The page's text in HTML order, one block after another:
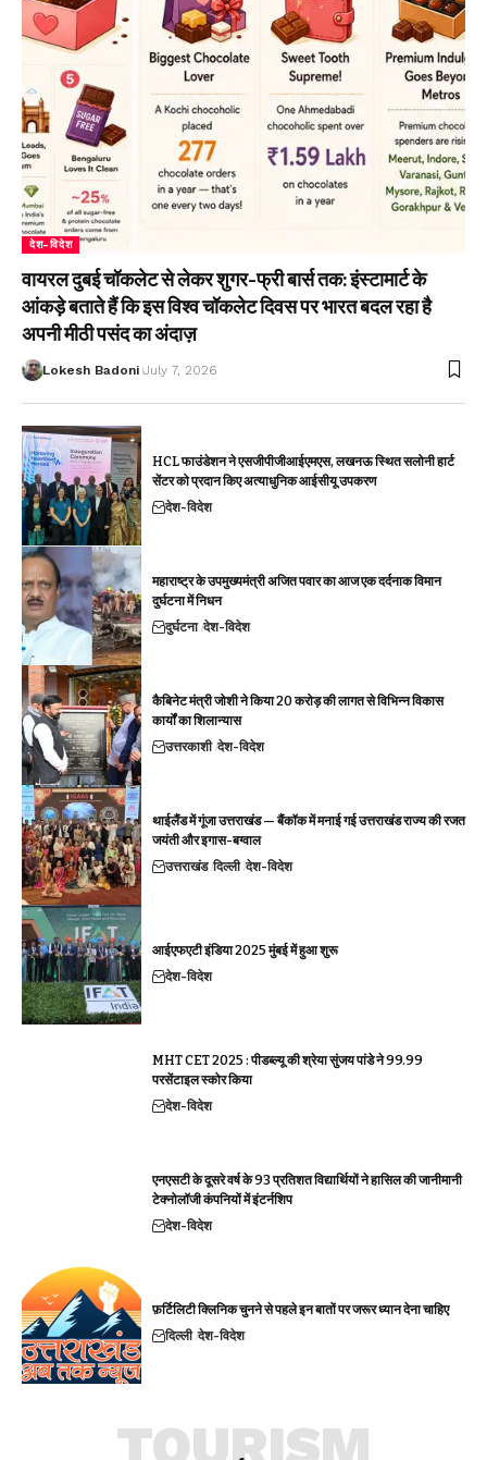
देश-विदेश
वायरल दुबई चॉकलेट से लेकर शुगर-फ्री बार्स तक: इंस्टामार्ट के
आंकड़े बताते हैं कि इस विश्व चॉकलेट दिवस पर भारत बदल रहा है
अपनी मीठी पसंद का अंदाज़
Lokesh Badoni July 7, 2026
HCL फाउंडेशन ने एसजीपीजीआईएमएस, लखनऊ स्थित सलोनी हार्ट
सेंटर को प्रदान किए अत्याधुनिक आईसीयू उपकरण
देश-विदेश
महाराष्ट्र के उपमुख्यमंत्री अजित पवार का आज एक दर्दनाक विमान
दुर्घटना में निधन
दुर्घटना देश-विदेश
कैबिनेट मंत्री जोशी ने किया 20 करोड़ की लागत से विभिन्न विकास
कार्यों का शिलान्यास
उत्तरकाशी देश-विदेश
थाईलैंड में गूंजा उत्तराखंड — बैंकॉक में मनाई गई उत्तराखंड राज्य की रजत
जयंती और इगास-बग्वाल
उत्तराखंड दिल्ली देश-विदेश
आईएफएटी इंडिया 2025 मुंबई में हुआ शुरू
देश-विदेश
MHT CET 2025 : पीडब्ल्यू की श्रेया सुंजय पांडे ने 99.99
परसेंटाइल स्कोर किया
देश-विदेश
एनएसटी के दूसरे वर्ष के 93 प्रतिशत विद्यार्थियों ने हासिल की जानीमानी
टेक्नोलॉजी कंपनियों में इंटर्नशिप
देश-विदेश
फ़र्टिलिटी क्लिनिक चुनने से पहले इन बातों पर जरूर ध्यान देना चाहिए
दिल्ली देश-विदेश
TOURISM